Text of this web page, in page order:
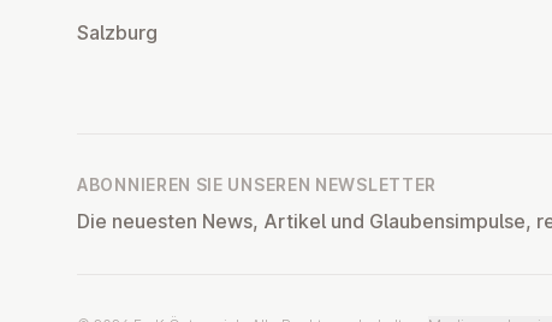
Salzburg
ABONNIEREN SIE UNSEREN NEWSLETTER
Die neuesten News, Artikel und Glaubensimpulse,